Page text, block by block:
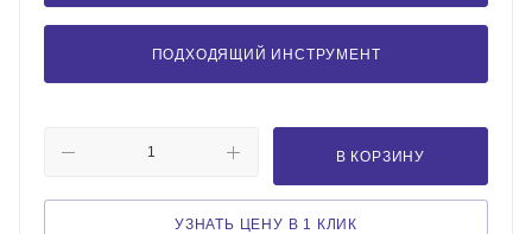
ПОДХОДЯЩИЙ ИНСТРУМЕНТ
В КОРЗИНУ
УЗНАТЬ ЦЕНУ В 1 КЛИК